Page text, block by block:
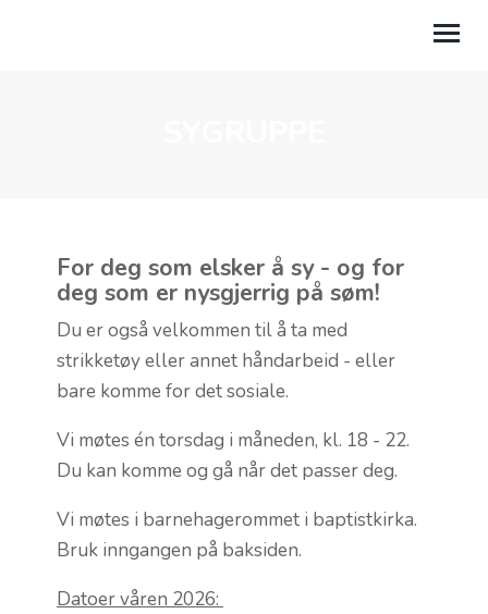
TALER
LILAND LEIRSTED
For deg som elsker å sy - og for
deg som er nysgjerrig på søm!
Du er også velkommen til å ta med
strikketøy eller annet håndarbeid - eller
bare komme for det sosiale.
Vi møtes én torsdag i måneden, kl. 18 - 22.
Du kan komme og gå når det passer deg.
Vi møtes i barnehagerommet i baptistkirka.
Bruk inngangen på baksiden.
Datoer våren 2026: